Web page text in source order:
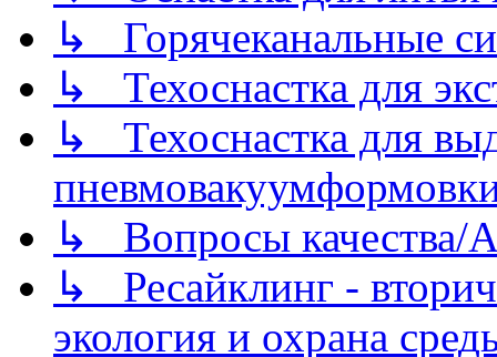
↳ Горячеканальные
↳ Техоснастка для
↳ Техоснастка для
↳ Вопросы качества/
↳ Ресайклинг -
экология и охрана